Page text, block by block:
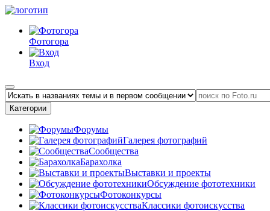
Фотогора
Вход
Категории
Форумы
Галерея фотографий
Сообщества
Барахолка
Выставки и проекты
Обсуждение фототехники
Фотоконкурсы
Классики фотоискусства